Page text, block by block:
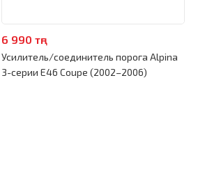
6 990 тңг
Усилитель/соединитель порога Alpina
3-серии E46 Coupe (2002–2006)